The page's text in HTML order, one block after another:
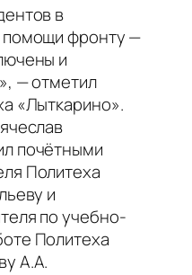
в
помощи фронту —
и
— отметил
«Лыткарино».
почётными
Политеха
и
по учебно-
Политеха
А.А.